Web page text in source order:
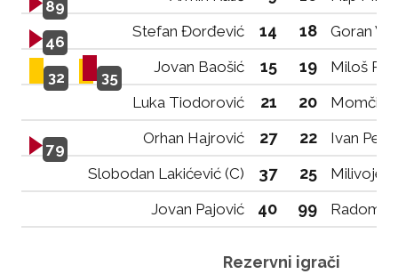
89
46
Stefan Đorđević 14 18 Goran
32 35
Jovan Baošić 15 19
Miloš
Luka Tiodorović
21 20 Momčilo
79
Orhan Hajrović 27 22
Ivan
Slobodan Lakićević (C)
37 25
Milivoje
Jovan Pajović
40 99 Radomir
Rezervni igrači